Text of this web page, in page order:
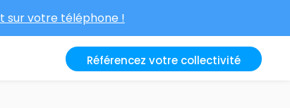
sur votre téléphone !
Référencez votre collectivité